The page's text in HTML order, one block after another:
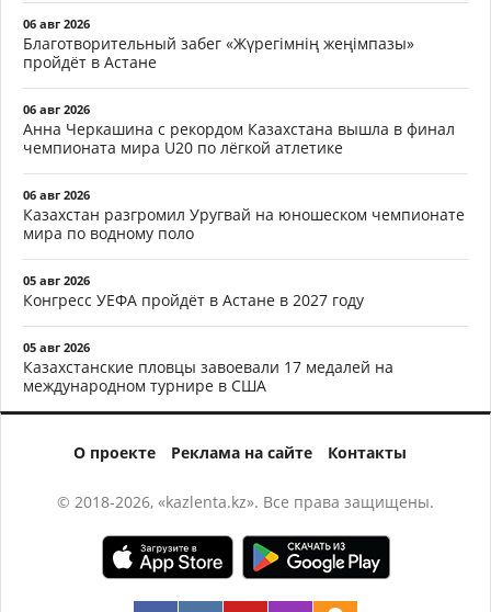
06 авг 2026
Благотворительный забег «Жүрегімнің жеңімпазы»
пройдёт в Астане
06 авг 2026
Анна Черкашина с рекордом Казахстана вышла в финал
чемпионата мира U20 по лёгкой атлетике
06 авг 2026
Казахстан разгромил Уругвай на юношеском чемпионате
мира по водному поло
05 авг 2026
Конгресс УЕФА пройдёт в Астане в 2027 году
05 авг 2026
Казахстанские пловцы завоевали 17 медалей на
международном турнире в США
О проекте Реклама на сайте Контакты
© 2018-2026, «kazlenta.kz». Все права защищены.